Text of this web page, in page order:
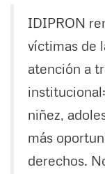
IDIPRON
víctimas de
atención a
niñez,
más
derechos.